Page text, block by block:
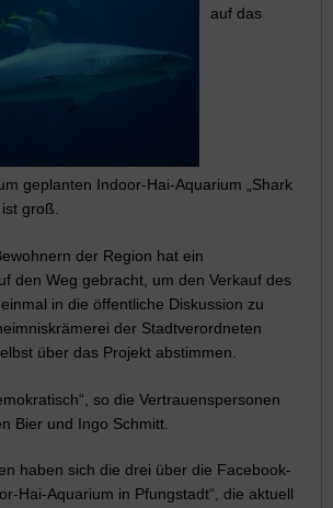
auf das
geplanten Indoor-Hai-Aquarium „Shark
groß.
der Region hat ein
den Weg gebracht, um den Verkauf des
in die öffentliche Diskussion zu
der Stadtverordneten
über das Projekt abstimmen.
so die Vertrauenspersonen
Bier und Ingo Schmitt.
haben sich die drei über die Facebook-
Hai-Aquarium in Pfungstadt“, die aktuell